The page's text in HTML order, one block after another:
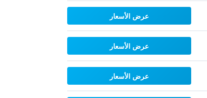
عرض الأسعار
عرض الأسعار
عرض الأسعار